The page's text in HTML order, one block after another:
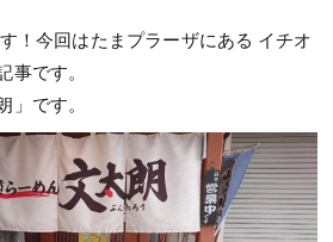
！今回はたまプラーザにある イチオ
事です。
」です。